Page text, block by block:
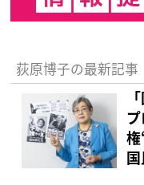
荻原博子の最新記事